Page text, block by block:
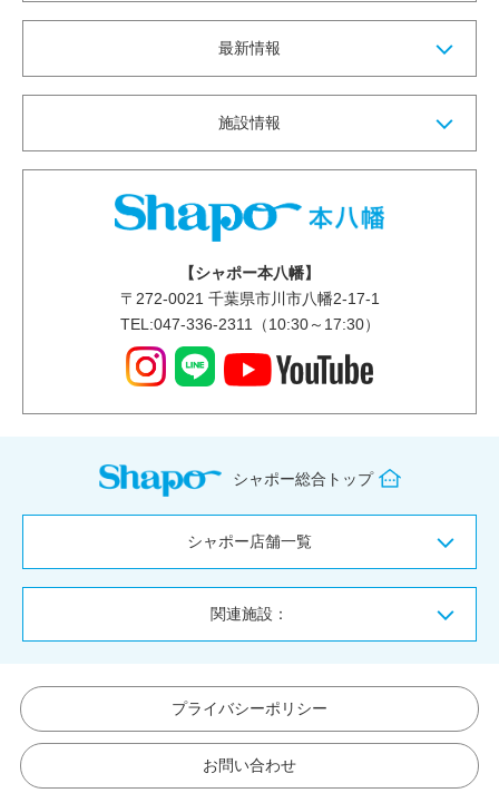
最新情報
施設情報
【シャポー本八幡】
〒 272-0021 千葉県市川市八幡2-17-1
TEL:047-336-2311（10:30～17:30）
シャポー総合トップ
シャポー店舗一覧
関連施設：
プライバシーポリシー
お問い合わせ